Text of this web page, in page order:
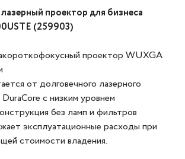
проектор для бизнеса
(259903)
проектор WUXGA
от долговечного лазерного
с низким уровнем
без ламп и фильтров
эксплуатационные расходы при
стоимости владения.